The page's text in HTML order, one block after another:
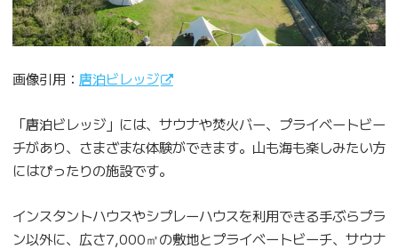
画像引用： 唐泊ビレッジ
「唐泊ビレッジ」には、サウナや焚火バー、プライベートビー
チがあり、さまざまな体験ができます。山も海も楽しみたい方
にはぴったりの施設です。
インスタントハウスやシプレーハウスを利用できる手ぶらプラ
ン以外に、広さ7,000㎡の敷地とプライベートビーチ、サウナ